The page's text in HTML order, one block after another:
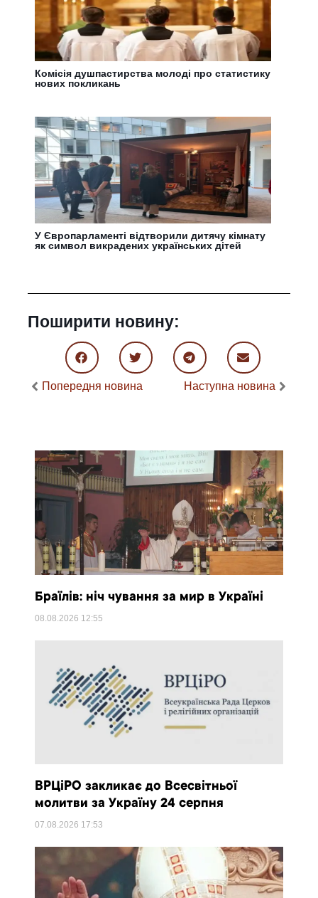
Комісія душпастирства молоді про статистику
нових покликань
У Європарламенті відтворили дитячу кімнату
як символ викрадених українських дітей
Поширити новину:
Попередня новина Наступна новина
Браїлів: ніч чування за мир в Україні
08.08.2026 12:55
ВРЦіРО закликає до Всесвітньої
молитви за Україну 24 серпня
07.08.2026 17:53